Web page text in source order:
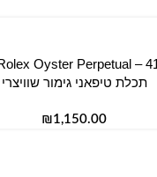
לסל
תכלת טיפאני גימור שוויצרי
₪